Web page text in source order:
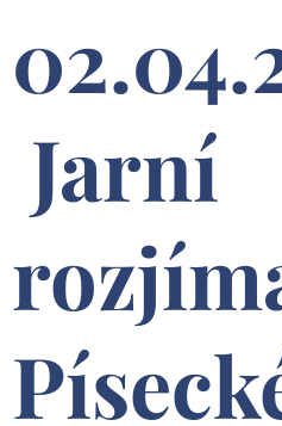
Jarní